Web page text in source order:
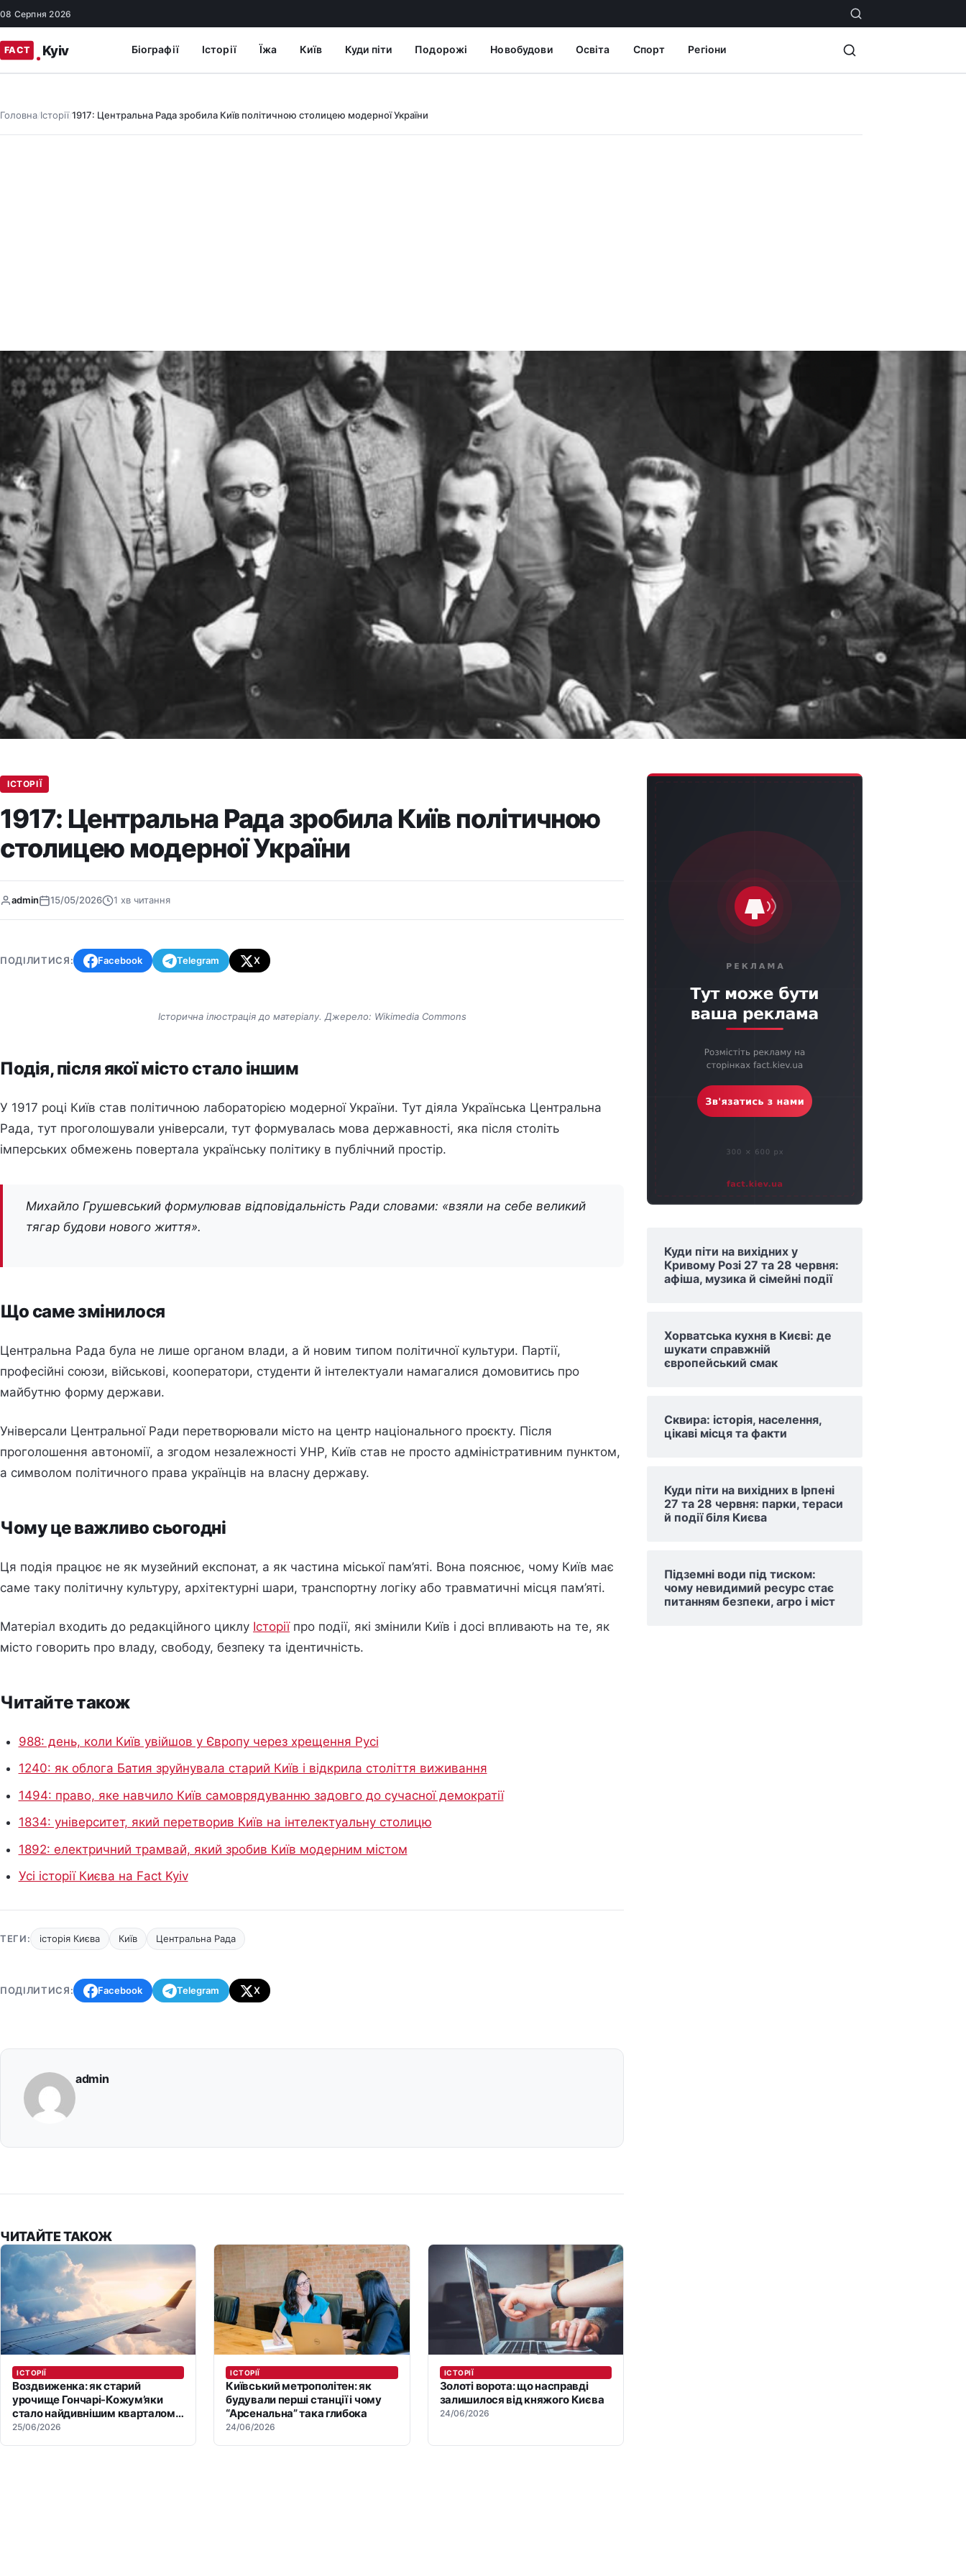
08 Серпня 2026
Біографії Історії Їжа Київ Куди піти Подорожі Новобудови Освіта Спорт Регіони
Головна/ Історії/1917: Центральна Рада зробила Київ політичною столицею модерної України
ІСТОРІЇ
1917: Центральна Рада зробила Київ політичною
столицею модерної України
admin 15/05/2026 1 хв читання
ПОДІЛИТИСЯ: Facebook Telegram X
Історична ілюстрація до матеріалу. Джерело: Wikimedia Commons
Подія, після якої місто стало іншим
У 1917 році Київ став політичною лабораторією модерної України. Тут діяла Українська Центральна
Рада, тут проголошували універсали, тут формувалась мова державності, яка після століть
імперських обмежень повертала українську політику в публічний простір.
Михайло Грушевський формулював відповідальність Ради словами: «взяли на себе великий
тягар будови нового життя».
Що саме змінилося
Центральна Рада була не лише органом влади, а й новим типом політичної культури. Партії,
професійні союзи, військові, кооператори, студенти й інтелектуали намагалися домовитись про
майбутню форму держави.
Універсали Центральної Ради перетворювали місто на центр національного проєкту. Після
проголошення автономії, а згодом незалежності УНР, Київ став не просто адміністративним пунктом,
а символом політичного права українців на власну державу.
Чому це важливо сьогодні
Ця подія працює не як музейний експонат, а як частина міської пам’яті. Вона пояснює, чому Київ має
саме таку політичну культуру, архітектурні шари, транспортну логіку або травматичні місця пам’яті.
Матеріал входить до редакційного циклу Історіїпро події, які змінили Київ і досі впливають на те, як
місто говорить про владу, свободу, безпеку та ідентичність.
Читайте також
988: день, коли Київ увійшов у Європу через хрещення Русі
1240: як облога Батия зруйнувала старий Київ і відкрила століття виживання
1494: право, яке навчило Київ самоврядуванню задовго до сучасної демократії
1834: університет, який перетворив Київ на інтелектуальну столицю
1892: електричний трамвай, який зробив Київ модерним містом
Усі історії Києва на Fact Kyiv
ТЕГИ: історія Києва Київ Центральна Рада
ПОДІЛИТИСЯ: Facebook Telegram X
admin
ЧИТАЙТЕ ТАКОЖ
ІСТОРІЇ
Воздвиженка: як старий
урочище Гончарі-Кожум’яки
стало найдивнішим кварталом
Києва
25/06/2026
ІСТОРІЇ
Київський метрополітен: як
будували перші станції і чому
“Арсенальна” така глибока
24/06/2026
ІСТОРІЇ
Золоті ворота: що насправді
залишилося від княжого Києва
24/06/2026
Куди піти на вихідних у
Кривому Розі 27 та 28 червня:
афіша, музика й сімейні події
Хорватська кухня в Києві: де
шукати справжній
європейський смак
Сквира: історія, населення,
цікаві місця та факти
Куди піти на вихідних в Ірпені
27 та 28 червня: парки, тераси
й події біля Києва
Підземні води під тиском:
чому невидимий ресурс стає
питанням безпеки, агро і міст